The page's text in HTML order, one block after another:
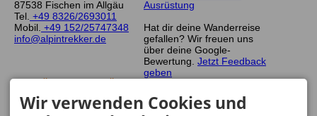
87538 Fischen im Allgäu
Tel. +49 8326/2693011
Mobil. +49 152/25747348
info@alpintrekker.de
Ausrüstung
Hat dir deine Wanderreise
gefallen? Wir freuen uns
über deine Google-
Bewertung. Jetzt Feedback
geben
FÜR DEINE
WANDERREISEN
ERREICHBARKEIT
Mo - Do 08:30-12:00 und
Wir verwenden Cookies und